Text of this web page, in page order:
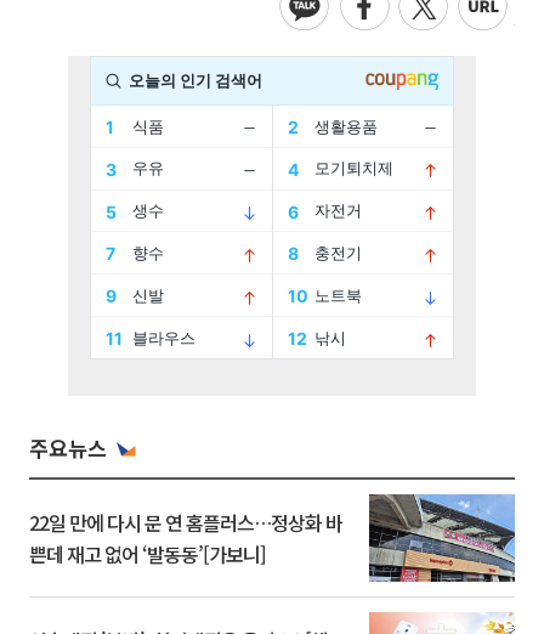
주요뉴스
22일 만에 다시 문 연 홈플러스…정상화 바
쁜데 재고 없어 ‘발동동’[가보니]